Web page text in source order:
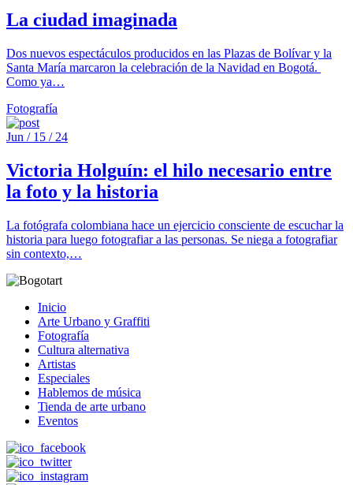
La ciudad imaginada
Dos nuevos espectáculos producidos en las Plazas de Bolívar y la
Santa María marcaron la celebración de la Navidad en Bogotá.
Como ya…
Fotografía
Jun / 15 / 24
Victoria Holguín: el hilo necesario entre
la foto y la historia
La fotógrafa colombiana hace un ejercicio consciente de escuchar la
historia para luego fotografiar a las personas. Se niega a fotografiar
sin contexto,…
Inicio
Arte Urbano y Graffiti
Fotografía
Cultura alternativa
Artistas
Especiales
Hablemos de música
Tienda de arte urbano
Eventos